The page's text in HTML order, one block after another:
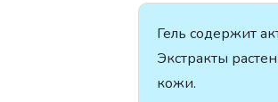
Гель содержит
Экстракты
кожи.